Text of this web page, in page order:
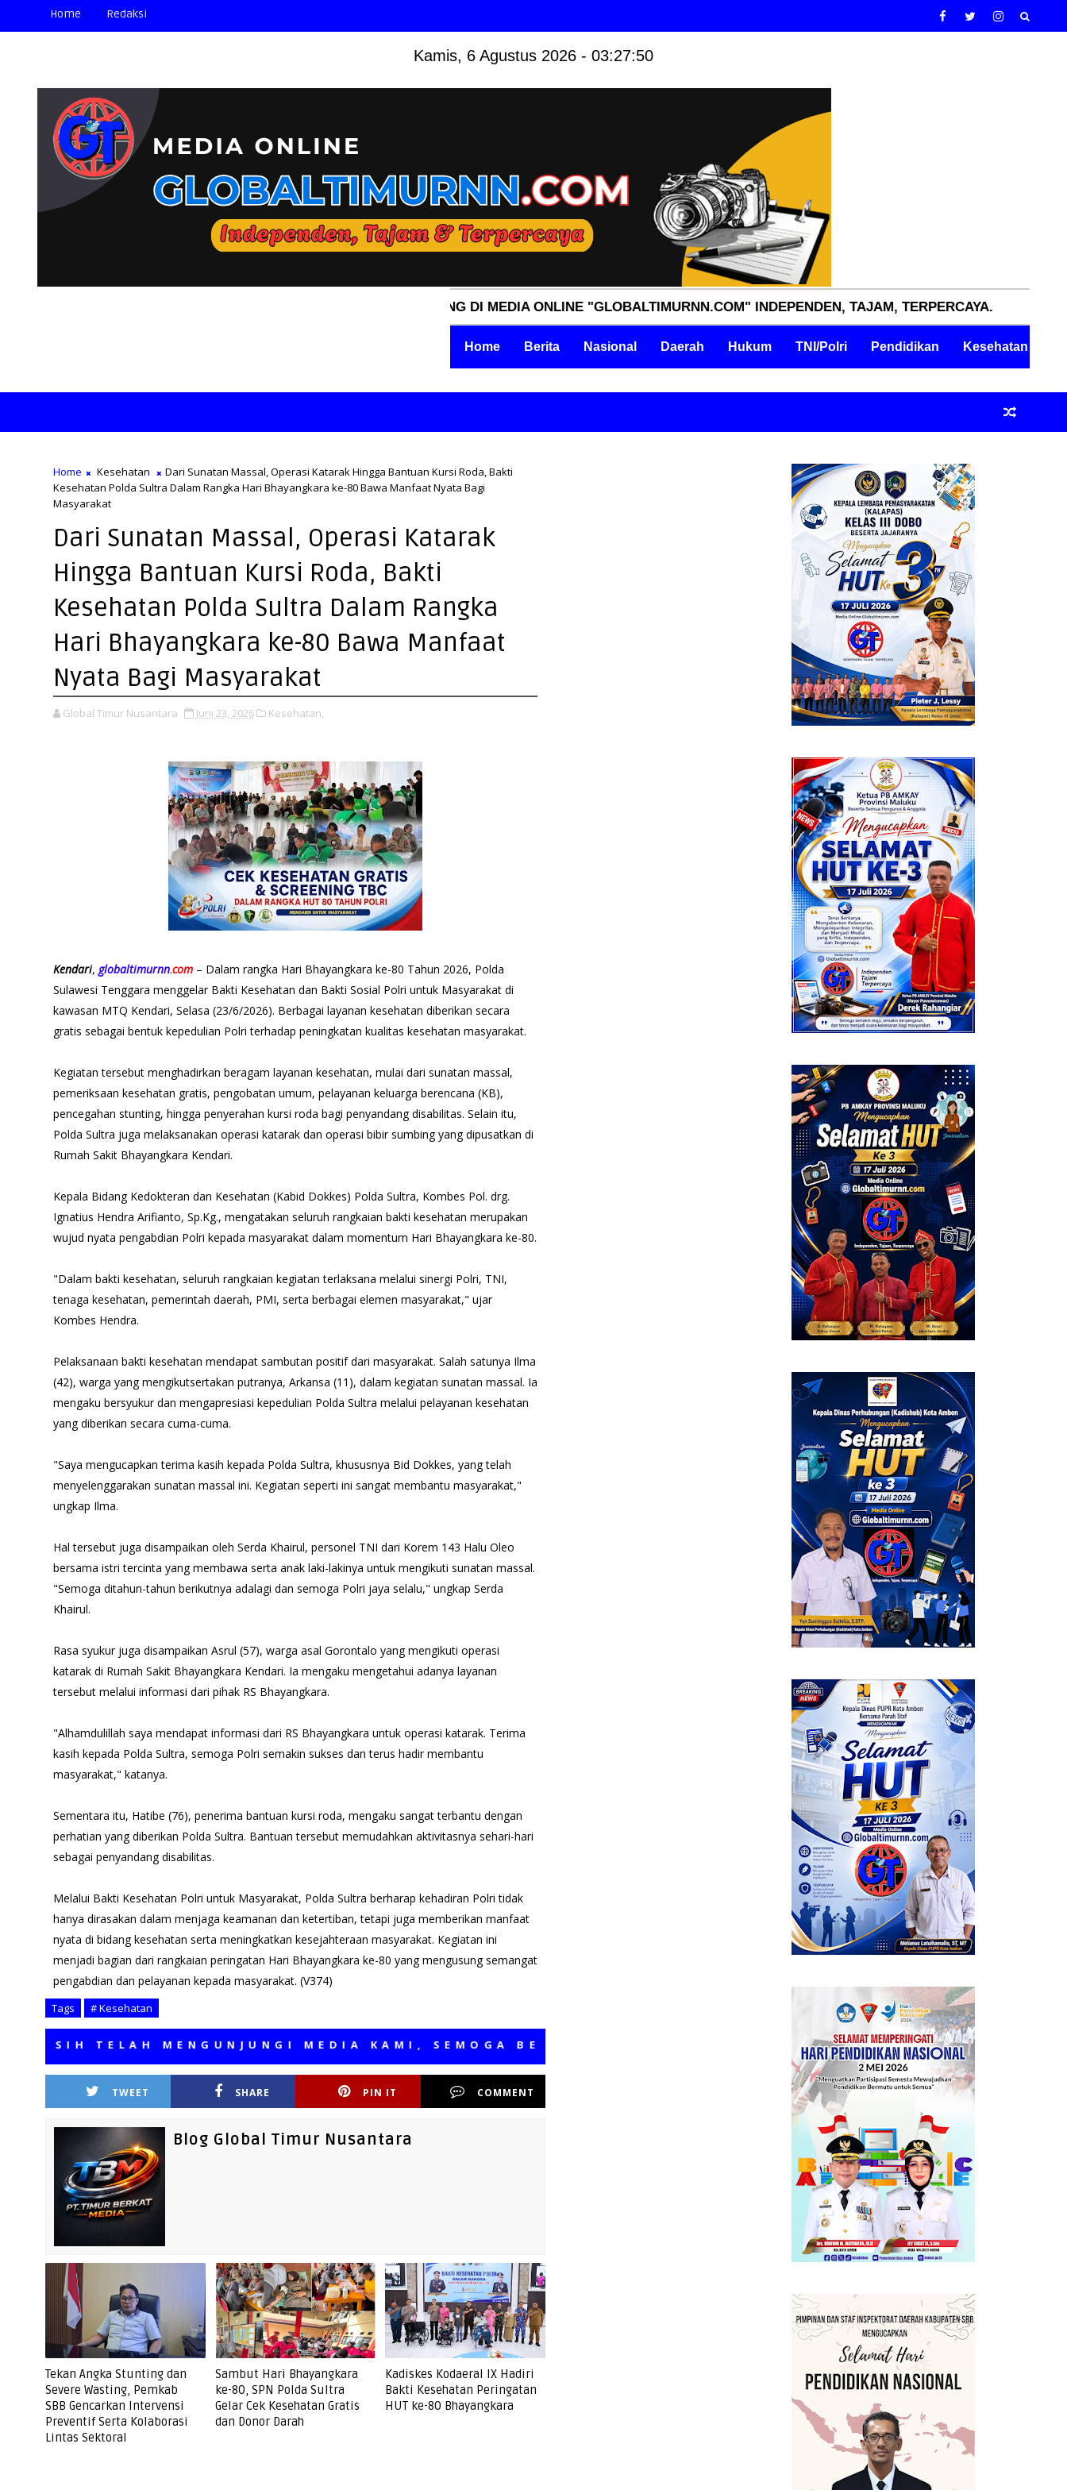
Home Redaksi
Kamis, 6 Agustus 2026 - 03:27:51
📢 SELAMAT DATANG DI MEDIA ONLINE "GLOBALTIMURNN.COM" INDEPENDEN, TAJAM, TERPERCAYA.
Home Berita Nasional Daerah Hukum TNI/Polri Pendidikan Kesehatan
Home Kesehatan
Dari Sunatan Massal, Operasi Katarak Hingga Bantuan Kursi Roda, Bakti
Kesehatan Polda Sultra Dalam Rangka Hari Bhayangkara ke-80 Bawa Manfaat Nyata Bagi
Masyarakat
Dari Sunatan Massal, Operasi Katarak
Hingga Bantuan Kursi Roda, Bakti
Kesehatan Polda Sultra Dalam Rangka
Hari Bhayangkara ke-80 Bawa Manfaat
Nyata Bagi Masyarakat
Global Timur Nusantara Juni 23, 2026 Kesehatan,
Kendari, globaltimurnn.com – Dalam rangka Hari Bhayangkara ke-80 Tahun 2026, Polda
Sulawesi Tenggara menggelar Bakti Kesehatan dan Bakti Sosial Polri untuk Masyarakat di
kawasan MTQ Kendari, Selasa (23/6/2026). Berbagai layanan kesehatan diberikan secara
gratis sebagai bentuk kepedulian Polri terhadap peningkatan kualitas kesehatan masyarakat.
Kegiatan tersebut menghadirkan beragam layanan kesehatan, mulai dari sunatan massal,
pemeriksaan kesehatan gratis, pengobatan umum, pelayanan keluarga berencana (KB),
pencegahan stunting, hingga penyerahan kursi roda bagi penyandang disabilitas. Selain itu,
Polda Sultra juga melaksanakan operasi katarak dan operasi bibir sumbing yang dipusatkan di
Rumah Sakit Bhayangkara Kendari.
Kepala Bidang Kedokteran dan Kesehatan (Kabid Dokkes) Polda Sultra, Kombes Pol. drg.
Ignatius Hendra Arifianto, Sp.Kg., mengatakan seluruh rangkaian bakti kesehatan merupakan
wujud nyata pengabdian Polri kepada masyarakat dalam momentum Hari Bhayangkara ke-80.
"Dalam bakti kesehatan, seluruh rangkaian kegiatan terlaksana melalui sinergi Polri, TNI,
tenaga kesehatan, pemerintah daerah, PMI, serta berbagai elemen masyarakat," ujar
Kombes Hendra.
Pelaksanaan bakti kesehatan mendapat sambutan positif dari masyarakat. Salah satunya Ilma
(42), warga yang mengikutsertakan putranya, Arkansa (11), dalam kegiatan sunatan massal. Ia
mengaku bersyukur dan mengapresiasi kepedulian Polda Sultra melalui pelayanan kesehatan
yang diberikan secara cuma-cuma.
"Saya mengucapkan terima kasih kepada Polda Sultra, khususnya Bid Dokkes, yang telah
menyelenggarakan sunatan massal ini. Kegiatan seperti ini sangat membantu masyarakat,"
ungkap Ilma.
Hal tersebut juga disampaikan oleh Serda Khairul, personel TNI dari Korem 143 Halu Oleo
bersama istri tercinta yang membawa serta anak laki-lakinya untuk mengikuti sunatan massal.
"Semoga ditahun-tahun berikutnya adalagi dan semoga Polri jaya selalu," ungkap Serda
Khairul.
Rasa syukur juga disampaikan Asrul (57), warga asal Gorontalo yang mengikuti operasi
katarak di Rumah Sakit Bhayangkara Kendari. Ia mengaku mengetahui adanya layanan
tersebut melalui informasi dari pihak RS Bhayangkara.
"Alhamdulillah saya mendapat informasi dari RS Bhayangkara untuk operasi katarak. Terima
kasih kepada Polda Sultra, semoga Polri semakin sukses dan terus hadir membantu
masyarakat," katanya.
Sementara itu, Hatibe (76), penerima bantuan kursi roda, mengaku sangat terbantu dengan
perhatian yang diberikan Polda Sultra. Bantuan tersebut memudahkan aktivitasnya sehari-hari
sebagai penyandang disabilitas.
Melalui Bakti Kesehatan Polri untuk Masyarakat, Polda Sultra berharap kehadiran Polri tidak
hanya dirasakan dalam menjaga keamanan dan ketertiban, tetapi juga memberikan manfaat
nyata di bidang kesehatan serta meningkatkan kesejahteraan masyarakat. Kegiatan ini
menjadi bagian dari rangkaian peringatan Hari Bhayangkara ke-80 yang mengusung semangat
pengabdian dan pelayanan kepada masyarakat. (V374)
Tags # Kesehatan
TELAH MENGUNJUNGI MEDIA KAMI, SEMOGA BERMANFAAT
TWEET SHARE PIN IT COMMENT
Blog Global Timur Nusantara
Tekan Angka Stunting dan
Severe Wasting, Pemkab
SBB Gencarkan Intervensi
Preventif Serta Kolaborasi
Lintas Sektoral
Sambut Hari Bhayangkara
ke-80, SPN Polda Sultra
Gelar Cek Kesehatan Gratis
dan Donor Darah
Kadiskes Kodaeral IX Hadiri
Bakti Kesehatan Peringatan
HUT ke-80 Bhayangkara